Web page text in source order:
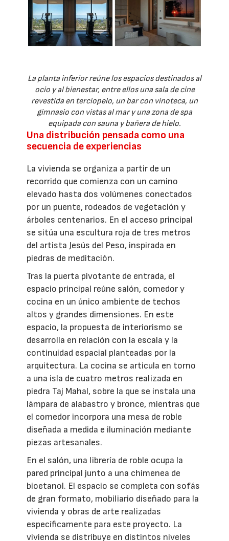
La planta inferior reúne los espacios destinados al
ocio y al bienestar, entre ellos una sala de cine
revestida en terciopelo, un bar con vinoteca, un
gimnasio con vistas al mar y una zona de spa
equipada con sauna y bañera de hielo.
Una distribución pensada como una
secuencia de experiencias
La vivienda se organiza a partir de un
recorrido que comienza con un camino
elevado hasta dos volúmenes conectados
por un puente, rodeados de vegetación y
árboles centenarios. En el acceso principal
se sitúa una escultura roja de tres metros
del artista Jesús del Peso, inspirada en
piedras de meditación.
Tras la puerta pivotante de entrada, el
espacio principal reúne salón, comedor y
cocina en un único ambiente de techos
altos y grandes dimensiones. En este
espacio, la propuesta de interiorismo se
desarrolla en relación con la escala y la
continuidad espacial planteadas por la
arquitectura. La cocina se articula en torno
a una isla de cuatro metros realizada en
piedra Taj Mahal, sobre la que se instala una
lámpara de alabastro y bronce, mientras que
el comedor incorpora una mesa de roble
diseñada a medida e iluminación mediante
piezas artesanales.
En el salón, una librería de roble ocupa la
pared principal junto a una chimenea de
bioetanol. El espacio se completa con sofás
de gran formato, mobiliario diseñado para la
vivienda y obras de arte realizadas
específicamente para este proyecto. La
vivienda se distribuye en distintos niveles